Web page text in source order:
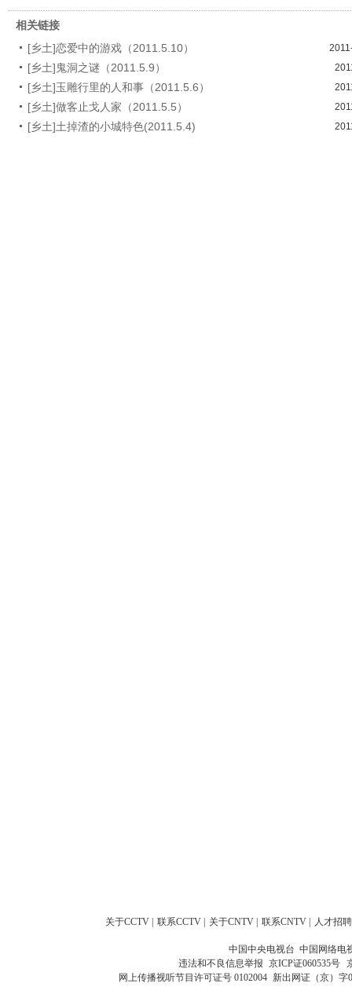
相关链接
[乡土]恋爱中的游戏（2011.5.10）
[乡土]鬼洞之谜（2011.5.9）
[乡土]玉雕行里的人和事（2011.5.6）
[乡土]做客止戈人家（2011.5.5）
[乡土]土掉渣的小城特色(2011.5.4)
关于CCTV 联系CCTV 关于CNTV 联系CNTV 人才招聘
中国中央电视台 中国网络电
违法和不良信息举报 京ICP证060535号
网上传播视听节目许可证号 0102004 新出网证（京）